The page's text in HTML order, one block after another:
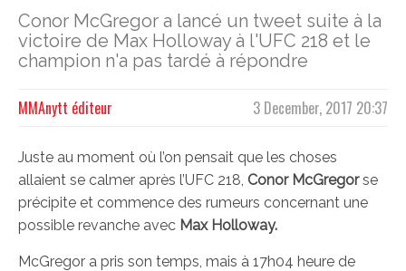
Conor McGregor a lancé un tweet suite à la
victoire de Max Holloway à l'UFC 218 et le
champion n'a pas tardé à répondre
3 December, 2017 20:37
MMAnytt éditeur
Juste au moment où l’on pensait que les choses
allaient se calmer après l’UFC 218, Conor McGregorse
précipite et commence des rumeurs concernant une
possible revanche avec Max Holloway.
McGregor a pris son temps, mais à 17h04 heure de